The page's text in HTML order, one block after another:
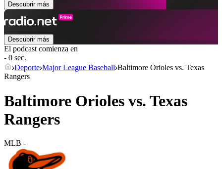
Descubrir más
Descubrir más
El podcast comienza en
- 0 sec.
Deporte Major League Baseball Baltimore Orioles vs. Texas
Rangers
Baltimore Orioles vs. Texas
Rangers
MLB -